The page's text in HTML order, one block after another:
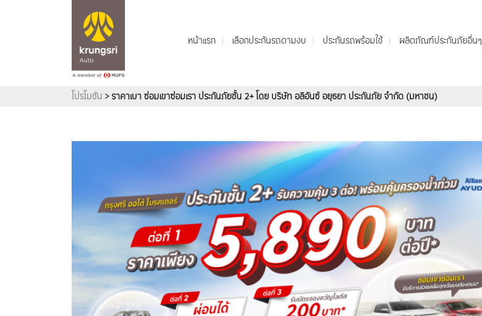
หน้าแรก เลือกประกันรถตามงบ ประกันรถพร้อมใช้ ผลิตภัณฑ์ประกันภัยอื่นๆ
โปรโมชัน > ราคาเบา ซ่อมเขาซ่อมเรา ประกันภัยชั้น 2+ โดย บริษัท อลิอันซ์ อยุธยา ประกันภัย จำกัด (มหาชน)